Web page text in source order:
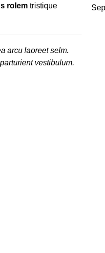
rolem tristique
arcu laoreet selm.
vestibulum.